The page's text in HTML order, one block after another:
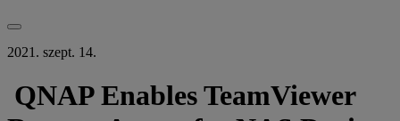
2021. szept. 14.
QNAP Enables TeamViewer